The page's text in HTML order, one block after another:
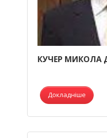
КУЧЕР МИКОЛА
Докладніше